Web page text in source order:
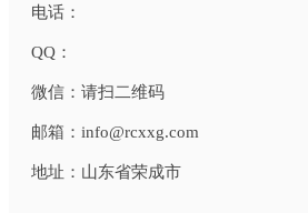
电话：
QQ：
微信： 请扫二维码
邮箱： info@rcxxg.com
地址： 山东省荣成市